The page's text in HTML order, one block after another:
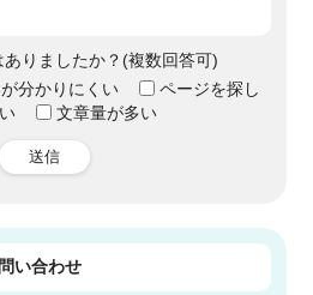
りましたか？(複数回答可)
分かりにくい
ページを探し
文章量が多い
送信
い合わせ